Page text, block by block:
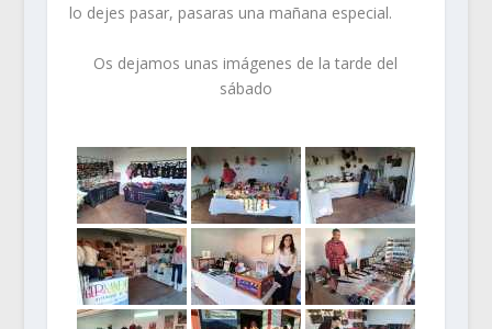
lo dejes pasar, pasaras una mañana especial.
Os dejamos unas imágenes de la tarde del
sábado